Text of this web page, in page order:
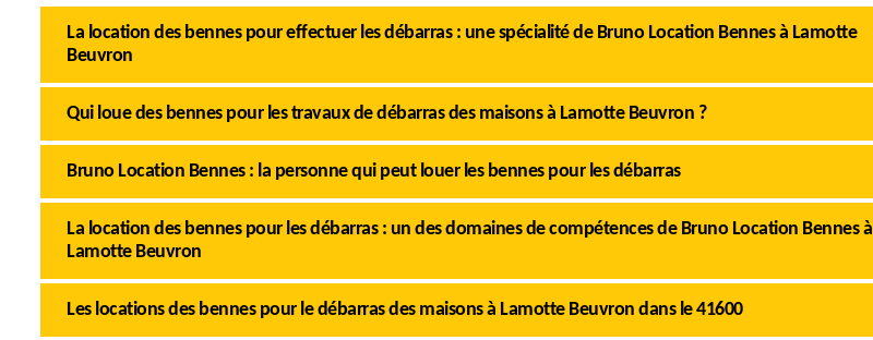
La location des bennes pour effectuer les débarras : une spécialité de Bruno Location Bennes à Lamotte
Beuvron
Qui loue des bennes pour les travaux de débarras des maisons à Lamotte Beuvron ?
Bruno Location Bennes : la personne qui peut louer les bennes pour les débarras
La location des bennes pour les débarras : un des domaines de compétences de Bruno Location Bennes à
Lamotte Beuvron
Les locations des bennes pour le débarras des maisons à Lamotte Beuvron dans le 41600